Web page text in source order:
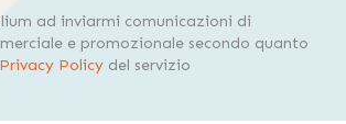
ad inviarmi comunicazioni di
e promozionale secondo quanto
Privacy Policy del servizio